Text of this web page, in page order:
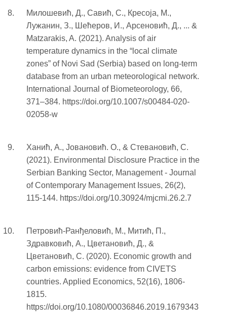
Милошевић, Д., Савић, С., Кресоја, M.,
Лужанин, З., Шећеров, И., Арсеновић, Д., ... &
Matzarakis, A. (2021). Analysis of air
temperature dynamics in the “local climate
zones” of Novi Sad (Serbia) based on long-term
database from an urban meteorological network.
International Journal of Biometeorology, 66,
371–384. https://doi.org/10.1007/s00484-020-
02058-w
Ханић, A., Јовановић. O., & Стевановић, С.
(2021). Environmental Disclosure Practice in the
Serbian Banking Sector, Management - Journal
of Contemporary Management Issues, 26(2),
115-144. https://doi.org/10.30924/mjcmi.26.2.7
Петровић-Ранђеловић, M., Митић, П.,
Здравковић, A., Цветановић, Д., &
Цветановић, С. (2020). Economic growth and
carbon emissions: evidence from CIVETS
countries. Applied Economics, 52(16), 1806-
1815.
https://doi.org/10.1080/00036846.2019.1679343